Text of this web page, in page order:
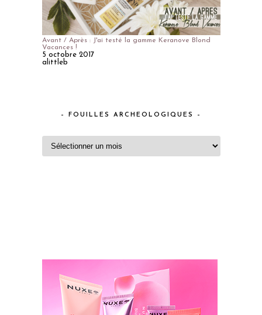
Avant / Après : J'ai testé la gamme Keranove Blond
Vacances !
5 octobre 2017
alittleb
– FOUILLES ARCHEOLOGIQUES –